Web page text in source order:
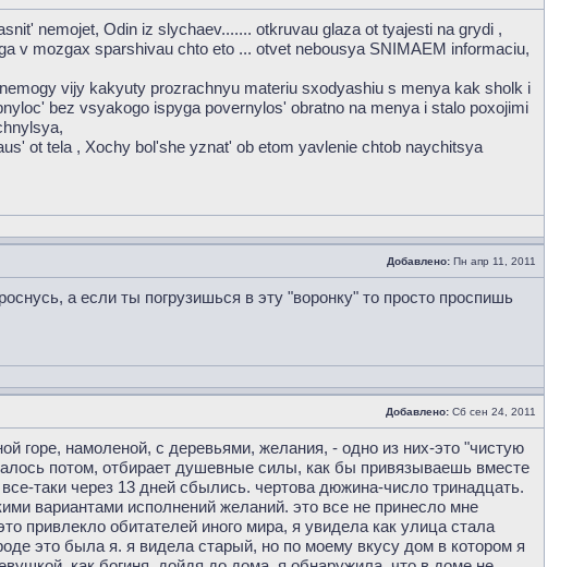
nemojet, Odin iz slychaev....... otkruvau glaza ot tyajesti na grydi ,
v mozgax sparshivau chto eto ... otvet nebousya SNIMAEM informaciu,
vijy kakyuty prozrachnyu materiu sxodyashiu s menya kak sholk i
bez vsyakogo ispyga povernylos' obratno na menya i stalo poxojimi
ot tela , Xochy bol'she yznat' ob etom yavlenie chtob naychitsya
Добавлено: Пн апр 11, 2011
а если ты погрузишься в эту "воронку" то просто проспишь
Добавлено: Сб сен 24, 2011
горе, намоленой, с деревьями, желания, - одно из них-это "чистую
потом, отбирает душевные силы, как бы привязываешь вместе
таки через 13 дней сбылись. чертова дюжина-число тринадцать.
вариантами исполнений желаний. это все не принесло мне
привлекло обитателей иного мира, я увидела как улица стала
это была я. я видела старый, но по моему вкусу дом в котором я